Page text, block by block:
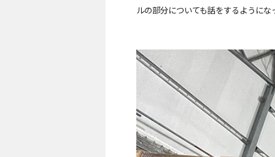
ルの部分についても話をするようにな